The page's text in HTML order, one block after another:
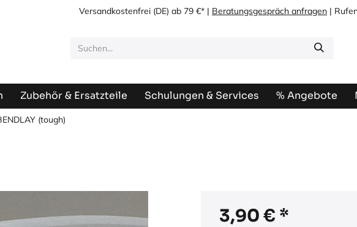
Versandkostenfrei (DE) ab 79 €* | Beratungsgespräch anfragen |
Zubehör & Ersatzteile Schulungen & Services % Angebote
(tough)
3,90 €